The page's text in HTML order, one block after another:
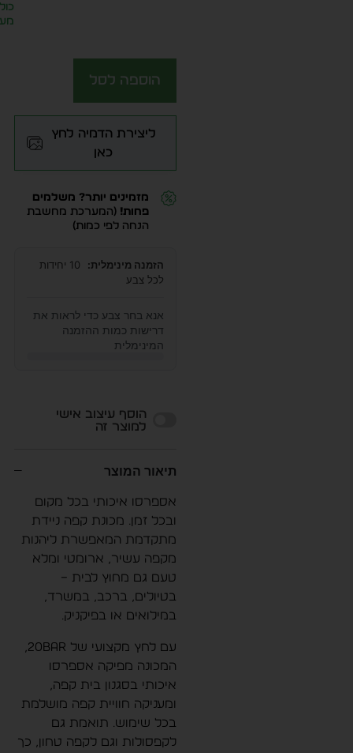
הוספה לסל
ליצירת הדמיה לחץ
כאן
מזמינים יותר? משלמים
פחות! (המערכת מחשבת
הנחה לפי כמות)
הזמנה מינימלית:
10 יחידות
לכל צבע
אנא בחר צבע כדי לראות את
דרישות כמות ההזמנה
המינימלית
הוסף עיצוב אישי
למוצר זה
תיאור המוצר
אספרסו איכותי בכל מקום
ובכל זמן. מכונת קפה ניידת
מתקדמת המאפשרת ליהנות
מקפה עשיר, ארומטי ומלא
טעם גם מחוץ לבית –
בטיולים, ברכב, במשרד,
במילואים או בפיקניק.
המכונה מפיקה אספרסו
איכותי בסגנון בית קפה,
ומעניקה חוויית קפה מושלמת
בכל שימוש. תואמת גם
לקפסולות וגם לקפה טחון, כך